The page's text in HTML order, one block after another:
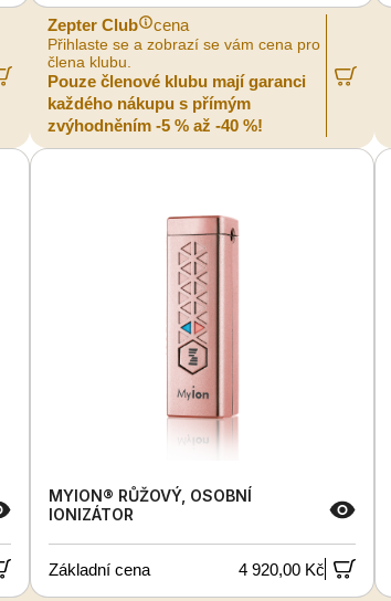
Zepter Club cena
Přihlaste se a zobrazí se vám cena pro
člena klubu.
Pouze členové klubu mají garanci
každého nákupu s přímým
zvýhodněním -5 % až -40 %!
MYION® RŮŽOVÝ, OSOBNÍ
IONIZÁTOR
Základní cena 4 920,00 Kč